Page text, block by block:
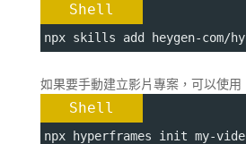
Shell
npx skills add heygen-com/
如果要手動建立影片專案，可以使用
Shell
npx hyperframes init my-